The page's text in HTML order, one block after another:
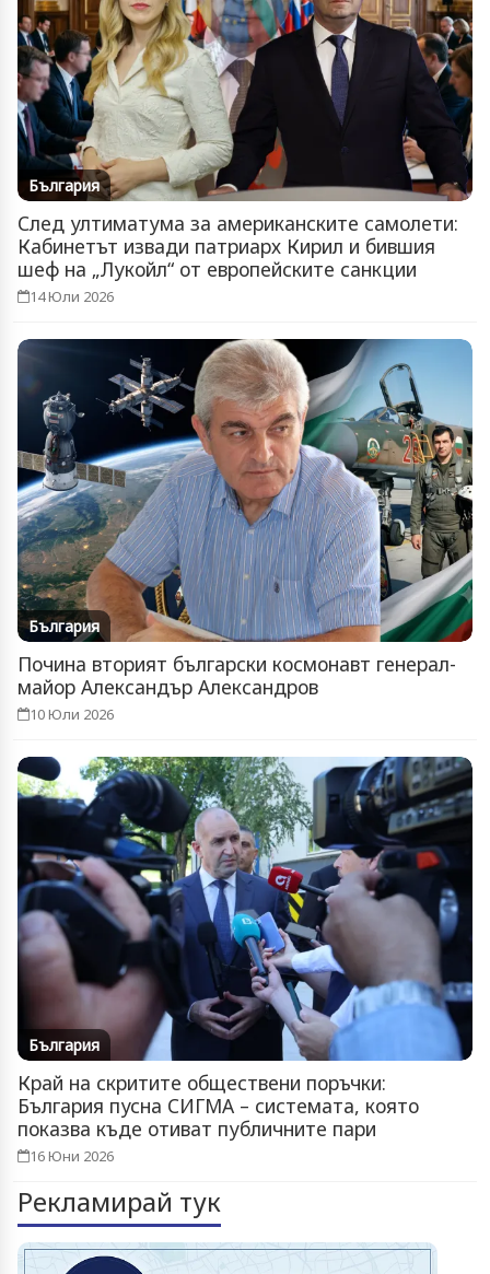
България
След ултиматума за американските самолети:
Кабинетът извади патриарх Кирил и бившия
шеф на „Лукойл“ от европейските санкции
14 Юли 2026
България
Почина вторият български космонавт генерал-
майор Александър Александров
10 Юли 2026
България
Край на скритите обществени поръчки:
България пусна СИГМА – системата, която
показва къде отиват публичните пари
16 Юни 2026
Рекламирай тук